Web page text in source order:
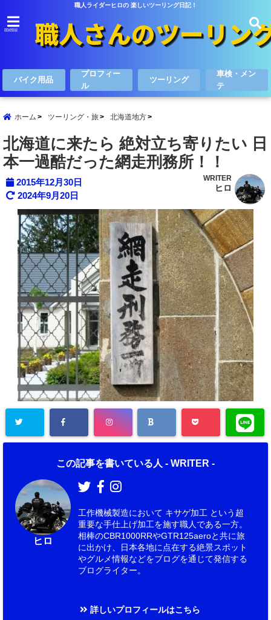
職人ライダーヒロの 楽しいツーリング日記！
menu
バイク用品
プロフィー
ル
ツーリング
車検・メン
テ
ホーム ツーリング・旅 北海道地方
北海道に来たら 絶対立ち寄りたい 日
本一過酷だった網走刑務所！！
2015年12月30日
2024年9月20日
WRITER
ヒロ
この記事を書いている人 - WRITER -
ヒロ
工作機械製造において キサゲ加工 という超
重要な手仕上げ加工を施す職人である一方。
相棒のCBR1000RRやGTR125aeroと共に旅
に出かけ、日本各地に点在する絶景スポット
やグルメ情報などをブログを通じて発信する
ブログライター。
詳しいプロフィールはこちら